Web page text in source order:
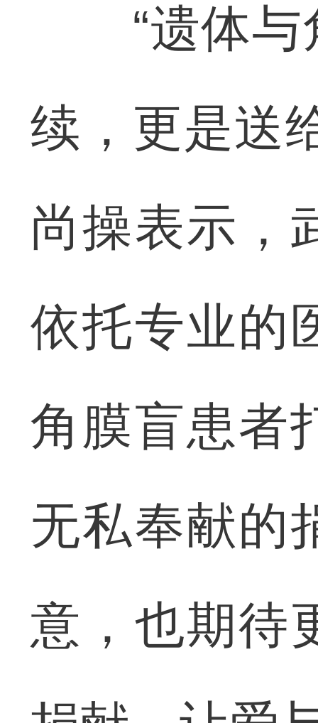
“遗体与
续，更是送
尚操表示，
依托专业的
角膜盲患者
无私奉献的
意，也期待